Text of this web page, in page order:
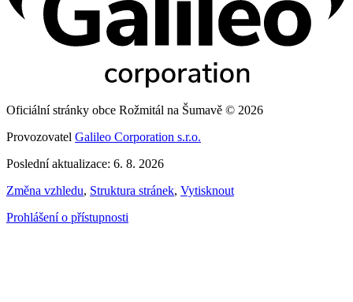
Oficiální stránky obce Rožmitál na Šumavě © 2026
Provozovatel Galileo Corporation s.r.o.
Poslední aktualizace: 6. 8. 2026
Změna vzhledu, Struktura stránek, Vytisknout
Prohlášení o přístupnosti